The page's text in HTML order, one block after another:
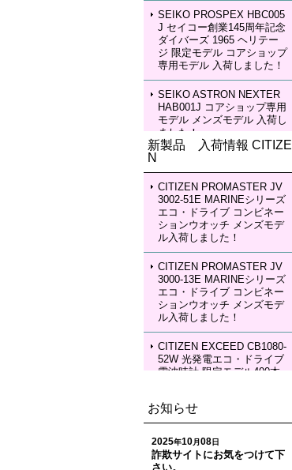
SEIKO PROSPEX HBC005
J セイコー創業145周年記念
ダイバーズ 1965 ヘリテー
ジ 限定モデル コアショップ
専用モデル 入荷しました！
SEIKO ASTRON NEXTER
HAB001J コアショップ専用
モデル メンズモデル 入荷し
ました！
HAB002J コアショップ専用
モデル メンズモデル 入荷し
ました！
SEIKO LUKIA HEA003J LU
KIA Grow with DAICHI MIU
RA Limited Edition レディー
スモデル 入荷しました！
SEIKO LUKIA HEA004J LU
KIA Grow with DAICHI MIU
RA Limited Edition メカニカ
ルウォッチ レディースモデ
ル 入荷しました！
新製品 入荷情報 CITIZE
N
CITIZEN PROMASTER JV
3002-51E MARINEシリーズ
エコ・ドライブ コンビネー
ションウオッチ メンズモデ
ル入荷しました！
CITIZEN PROMASTER JV
3000-13E MARINEシリーズ
エコ・ドライブ コンビネー
ションウオッチ メンズモデ
ル入荷しました！
CITIZEN EXCEED CB1080-
52W 光発電エコ・ドライブ
電波時計 限定モデル400本
CITIZEN EXCEED EC1120-
59W 光発電エコ・ドライブ
電波時計 限定モデル400本
ペアモデル レディースモデ
お知らせ
2025年10月 08日
詐欺サイトにお気をつけて下
さい。